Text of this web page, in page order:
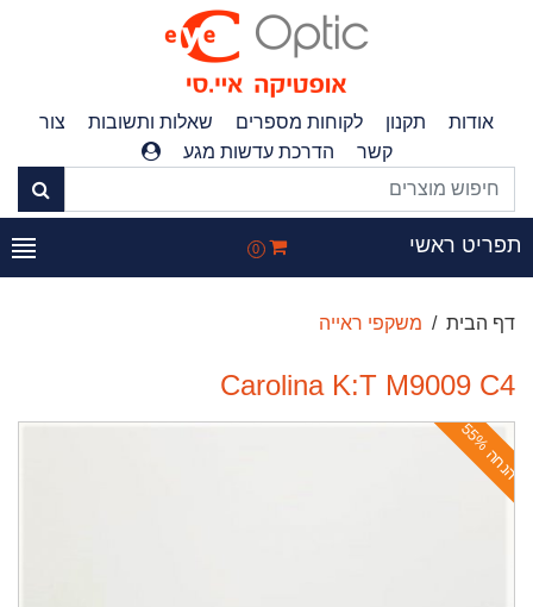
אודות תקנון לקוחות מספרים שאלות ותשובות
צור
קשר
הדרכת עדשות מגע
ראשי 0
דף הבית משקפי ראייה
Carolina K:T M9009 C4
ה
נ
ח
ה
5
5